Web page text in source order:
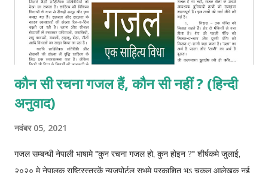
कौन सी रचना गजल हैं, कौन सी नहीं ? (हिन्दी
अनुवाद)
नवंबर 05, 2021
गजल सम्बन्धी नेपाली भाषामे "कुन रचना गजल हो, कुन होइन ?" शीर्षकमे जुलाई,
२०२० मे नेपालक राष्ट्रिस्तरकें न्यूजपोर्टल सभमे प्रकाशित भऽ चूकल आलेखक नई